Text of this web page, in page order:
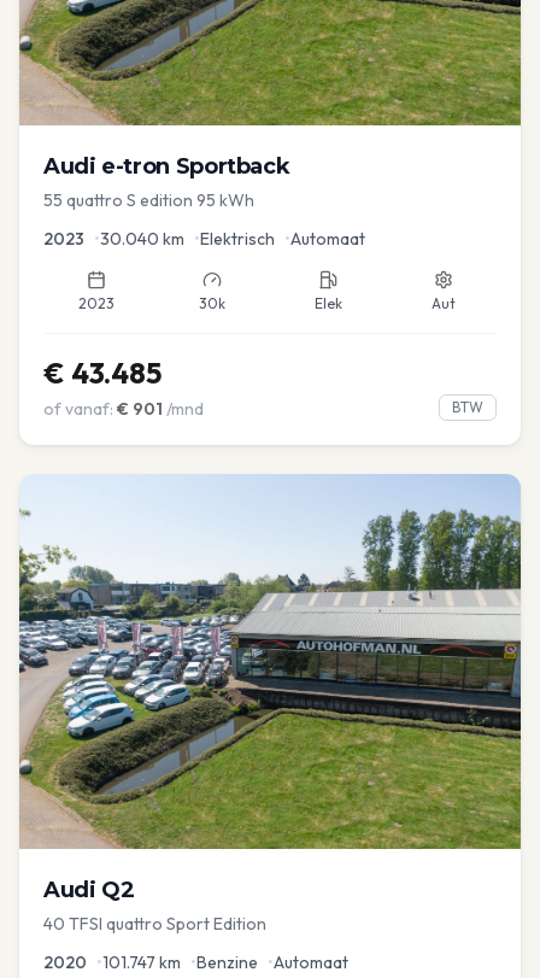
Audi e-tron Sportback
55 quattro S edition 95 kWh
2023 •30.040 km •Elektrisch •Automaat
2023 30k Elek Aut
€ 43.485
of vanaf: € 901 /mnd BTW
Audi Q2
40 TFSI quattro Sport Edition
2020 •101.747 km •Benzine •Automaat